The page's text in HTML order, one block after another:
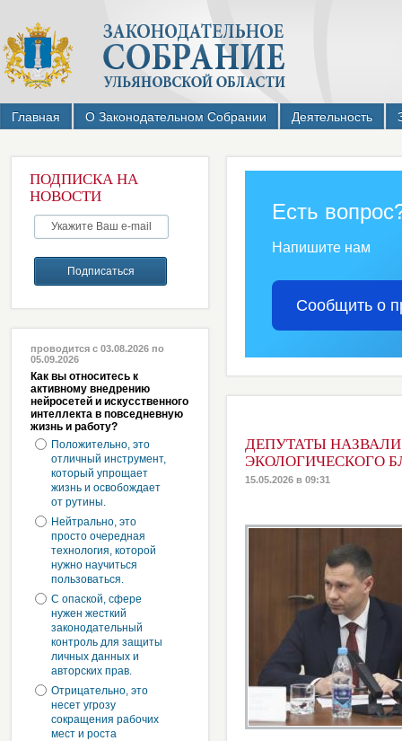
Главная О Законодательном Собрании Деятельность
ПОДПИСКА НА
НОВОСТИ
проводится с 03.08.2026 по
05.09.2026
Как вы относитесь к
активному внедрению
нейросетей и искусственного
интеллекта в повседневную
жизнь и работу?
Положительно, это
отличный инструмент,
который упрощает
жизнь и освобождает
от рутины.
Нейтрально, это
просто очередная
технология, которой
нужно научиться
пользоваться.
С опаской, сфере
нужен жесткий
законодательный
контроль для защиты
личных данных и
авторских прав.
Отрицательно, это
несет угрозу
сокращения рабочих
мест и роста
Есть
Напишите нам
Сообщить о
ДЕПУТАТЫ
ЭКОЛОГИЧЕСКОГО
15.05.2026 в 09:31